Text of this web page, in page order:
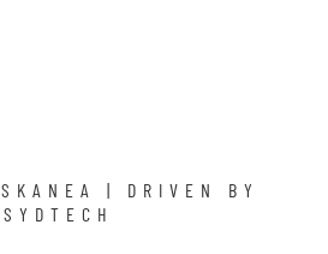
SKANEA
| DRIVEN BY
SYDTECH